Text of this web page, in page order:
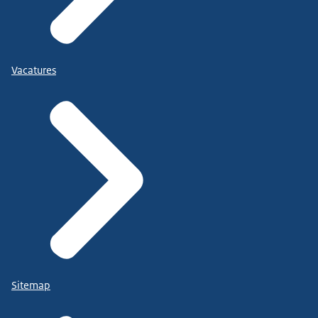
Vacatures
Sitemap